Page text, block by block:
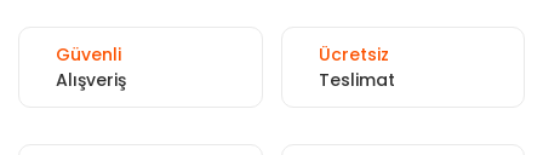
Güvenli
Alışveriş
Ücretsiz
Teslimat